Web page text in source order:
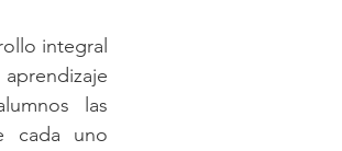
integral
las
cada uno